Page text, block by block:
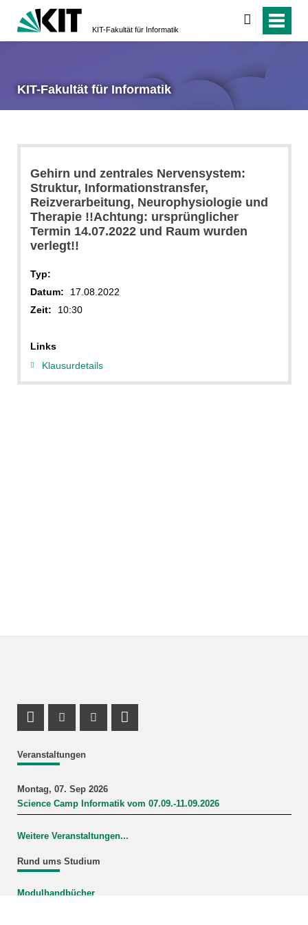
KIT-Fakultät für Informatik
suchen
KIT-Fakultät für Informatik
Gehirn und zentrales Nervensystem:
Struktur, Informationstransfer,
Reizverarbeitung, Neurophysiologie und
Therapie !!Achtung: ursprünglicher
Termin 14.07.2022 und Raum wurden
verlegt!!
Typ:
Datum:
17.08.2022
Zeit:
10:30
Links
Klausurdetails
Veranstaltungen
Montag, 07. Sep 2026
Science Camp Informatik vom 07.09.-11.09.2026
Weitere Veranstaltungen...
Rund ums Studium
Modulhandbücher
Profil Mastodon
Instagram Profil
Youtube Profil
LinkedIn Profil